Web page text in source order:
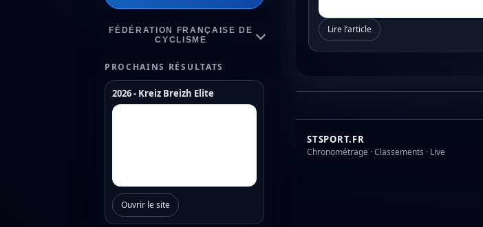
FÉDÉRATION FRANÇAISE DE
CYCLISME
Championnats de France
Coupe de France N2
Coupe de France N3
PROCHAINS RÉSULTATS
2026 - Kreiz Breizh Elite
Ouvrir le site
Lire l’article
STSPORT.FR
Chronométrage · Classements · Live